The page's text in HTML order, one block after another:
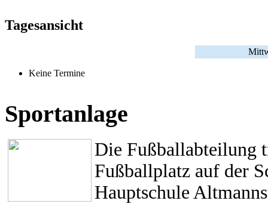
Tagesansicht
Keine Termine
Sportanlage
Die Fußballabteilung
Fußballplatz auf der
Hauptschule